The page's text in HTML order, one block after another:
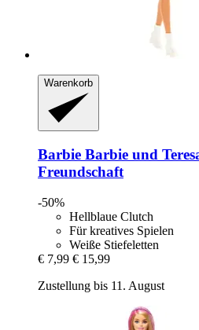
Warenkorb
Barbie Barbie und
Freundschaft
-50%
Hellblaue Clutch
Für kreatives Spielen
Weiße Stiefeletten
€ 7,99 € 15,99
Zustellung bis 11. August